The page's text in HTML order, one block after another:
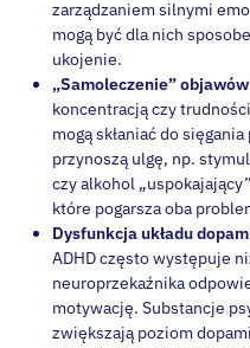
mogą być dla nich
ukojenie.
„Samoleczenie” objawów:
koncentracją czy
mogą skłaniać do
przynoszą ulgę, np.
czy alkohol
które pogarsza oba
Dysfunkcja układu
ADHD często występuje
neuroprzekaźnika
motywację. Substancje
zwiększają poziom
„kopa” i prowadzi do